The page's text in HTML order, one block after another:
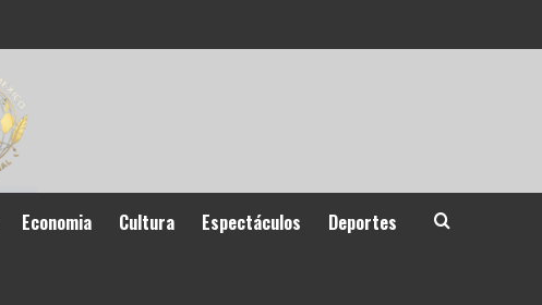
Economia Cultura Espectáculos Deportes